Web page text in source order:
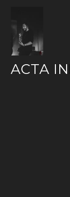
content
ACTA